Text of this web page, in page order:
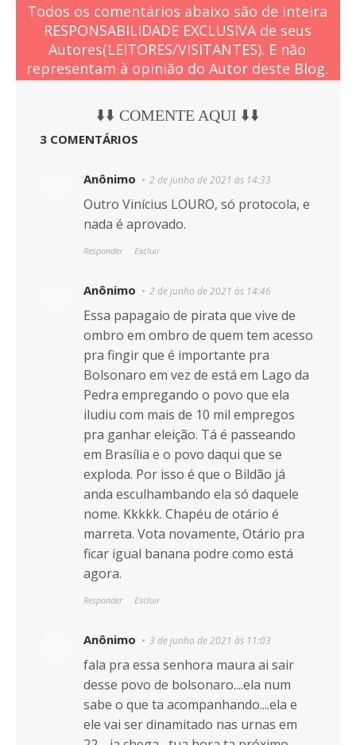
Todos os comentários abaixo são de inteira
RESPONSABILIDADE EXCLUSIVA de seus
Autores(LEITORES/VISITANTES). E não
representam à opinião do Autor deste Blog.
⬇️⬇️ COMENTE AQUI ⬇️⬇️
3 COMENTÁRIOS
Anônimo 2 de junho de 2021 às 14:33
Outro Vinícius LOURO, só protocola, e
nada é aprovado.
Responder Excluir
Anônimo 2 de junho de 2021 às 14:46
Essa papagaio de pirata que vive de
ombro em ombro de quem tem acesso
pra fingir que é importante pra
Bolsonaro em vez de está em Lago da
Pedra empregando o povo que ela
iludiu com mais de 10 mil empregos
pra ganhar eleição. Tá é passeando
em Brasília e o povo daqui que se
exploda. Por isso é que o Bildão já
anda esculhambando ela só daquele
nome. Kkkkk. Chapéu de otário é
marreta. Vota novamente, Otário pra
ficar igual banana podre como está
agora.
Responder Excluir
Anônimo 3 de junho de 2021 às 11:03
fala pra essa senhora maura ai sair
desse povo de bolsonaro....ela num
sabe o que ta acompanhando....ela e
ele vai ser dinamitado nas urnas em